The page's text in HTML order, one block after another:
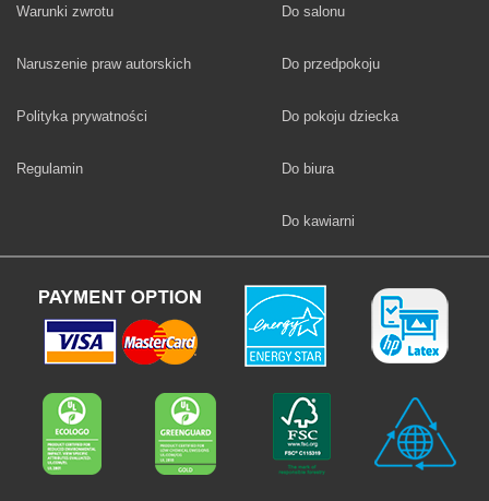
Warunki zwrotu
Naruszenie praw autorskich
Polityka prywatności
Regulamin
Fototapety
Do salonu
Fototapety
Do przedpokoju
Fototapety
Do pokoju dziecka
Fototapety
Do biura
Fototapety
Do kawiarni